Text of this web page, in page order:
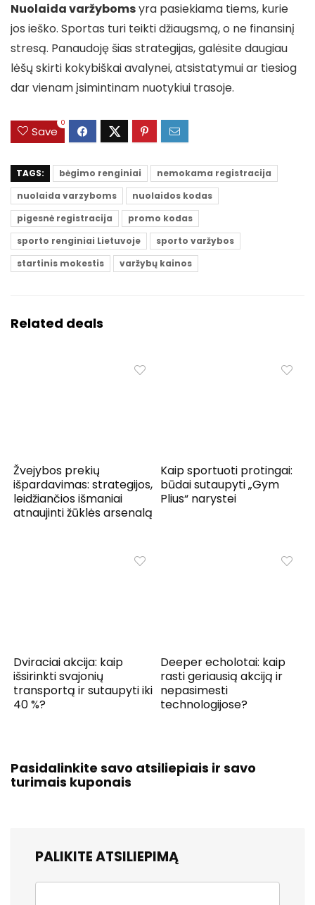
Nuolaida varžybomsyra pasiekiama tiems, kurie
jos ieško. Sportas turi teikti džiaugsmą, o ne finansinį
stresą. Panaudoję šias strategijas, galėsite daugiau
lėšų skirti kokybiškai avalynei, atsistatymui ar tiesiog
dar vienam įsimintinam nuotykiui trasoje.
Save
0
TAGS: bėgimo renginiai
nemokama registracija
nuolaida varzyboms
nuolaidos kodas
pigesnė registracija
promo kodas
sporto renginiai Lietuvoje
sporto varžybos
startinis mokestis
varžybų kainos
Related deals
Žvejybos prekių
išpardavimas: strategijos,
leidžiančios išmaniai
atnaujinti žūklės arsenalą
Kaip sportuoti protingai:
būdai sutaupyti „Gym
Plius“ narystei
Dviraciai akcija: kaip
išsirinkti svajonių
transportą ir sutaupyti iki
40 %?
Deeper echolotai: kaip
rasti geriausią akciją ir
nepasimesti
technologijose?
Pasidalinkite savo atsiliepiais ir savo
turimais kuponais
PALIKITE ATSILIEPIMĄ